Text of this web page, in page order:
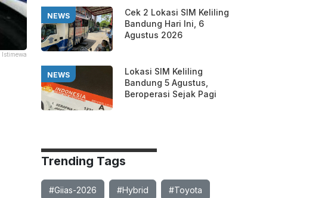
Istimewa
NEWS
Cek 2 Lokasi SIM Keliling
Bandung Hari Ini, 6
Agustus 2026
NEWS
Lokasi SIM Keliling
Bandung 5 Agustus,
Beroperasi Sejak Pagi
Trending Tags
#Giias-2026 #Hybrid #Toyota